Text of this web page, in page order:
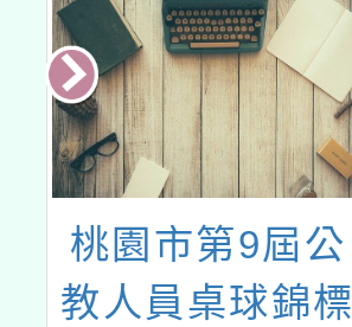
桃園市第9屆公
教人員桌球錦標